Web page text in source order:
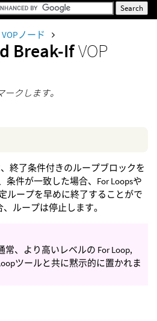
VOPノード
Break-IfVOP
クします。
終了条件付きのループブロックを
条件が一致した場合、For Loopsや
ループを早めに終了することがで
ループは停止します。
常、より高いレベルの For Loop,
ツールと共に黙示的に置かれま